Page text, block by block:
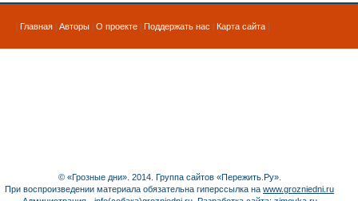
Главная Авторы О проекте Поддержать нас Карта сайта
© «Грозные дни». 2014. Группа сайтов «Пережить.Ру».
При воспроизведении материала обязательна гиперссылка на www.grozniedni.ru